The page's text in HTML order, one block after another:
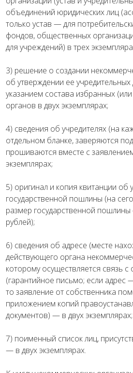
объединений юридических лиц
только устав — для
фондов, общественных
для учреждений) в трех
3) решение о создании
об утверждении ее учредительных
указанием состава избранных
органов в двух экземплярах;
4) сведения об учредителях (на
отдельном бланке, заверяются
прошиваются вместе с
экземплярах;
5) оригинал и копия квитанции об
государственной пошлины (на
размер государственной пошлины
рублей);
6) сведения об адресе (месте
действующего органа
которому осуществляется связь с
(гарантийное письмо; если
то заявление от собственника
приложением копий
документов) — в двух экземплярах;
7) поименный список лиц,
— в двух экземплярах.